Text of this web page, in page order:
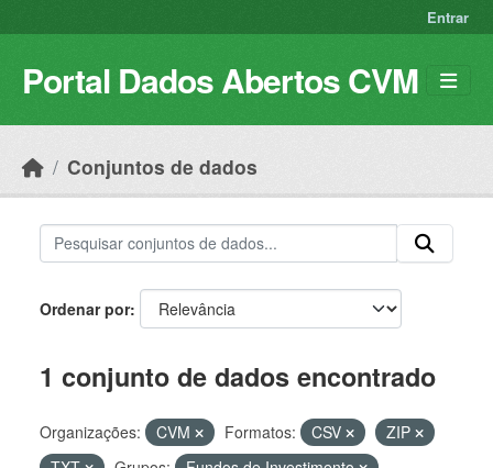
Entrar
Portal Dados Abertos CVM
Conjuntos de dados
Ordenar por
1 conjunto de dados encontrado
Organizações: CVM Formatos: CSV
ZIP